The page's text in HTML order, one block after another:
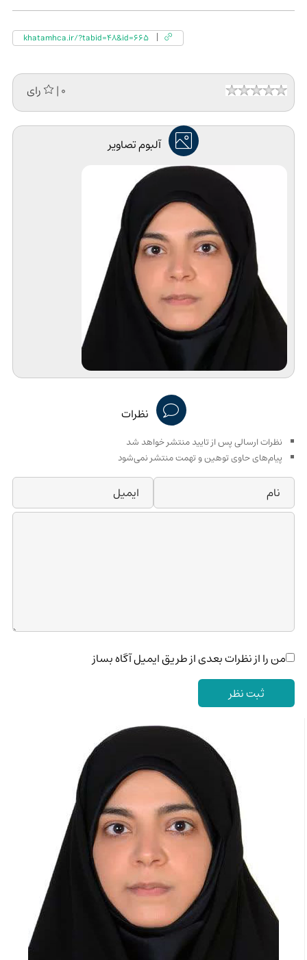
khatamhca.ir/?tabid=48&id=665
| 0 رای
آلبوم تصاویر
نظرات
نظرات ارسالی پس از تایید منتشر خواهد شد
پیام‌های حاوی توهین و تهمت منتشر نمی‌شود
من را از نظرات بعدی از طریق ایمیل آگاه بساز